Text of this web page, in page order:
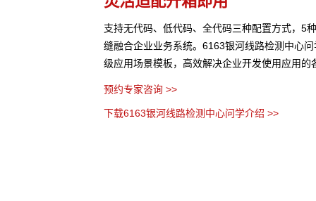
支持无代码、低代码、全代码三种配置方式，5
缝融合企业业务系统。6163银河线路检测中心
级应用场景模板，高效解决企业开发使用应用的
预约专家咨询 >>
下载6163银河线路检测中心问学介绍 >>